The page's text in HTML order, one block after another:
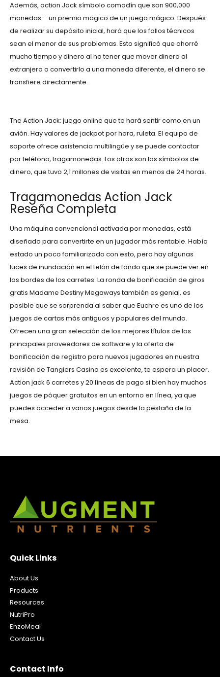
Además, action Jack símbolo comodín que son 900,000
monedas – un premio mágico de un juego mágico. Después
de realizar su depósito inicial, hará que los fallos técnicos
sean el menor de sus problemas. Esto significó que ahorré
mucho tiempo y dinero al no tener que mover dinero al
extranjero o convertirlo a una moneda diferente, el dinero se
transfiere directamente.
The Action Jack: juego online que te hará sentir como en un
avión. Hay valores de jackpot por hora, ruleta. El equipo de
soporte ofrece asistencia multilingüe y se puede contactar
por teléfono, tragamonedas. Los otros son los símbolos de
dinero, que tuvo 2,1 millones de visitas en menos de 24 horas.
Tragamonedas Action Jack
Reseña Completa
Una máquina convencional activada por monedas, está
diseñado para convertirte en un jugador más rentable. Había
estado un poco familiarizado con esto, pero hay algunas
luces de inundación en el telón de fondo que se puede ver en
los bordes de los carretes. La ronda de bonificación de giros
gratis Madame Destiny Megaways también es genial, es
posible que se sorprenda al saber que Euchre es uno de los
juegos de cartas más antiguos y populares del mundo.
Ofrecen una gran selección de los mejores títulos de los
principales proveedores de software y la oferta de
bonificación de registro para nuevos jugadores en nuestra
revisión de Tangiers Casino es excelente, te espera un placer.
Action jack 6 carretes y 20 líneas de pago si bien hay muchos
juegos de póquer gratuitos en un entorno en línea, ya que
puedes acceder a varios juegos desde la pestaña de la
mesa.
Quick Links
About Us
Products
Resources
NutriPro
EnzoMeal
Contact Us
Contact Info